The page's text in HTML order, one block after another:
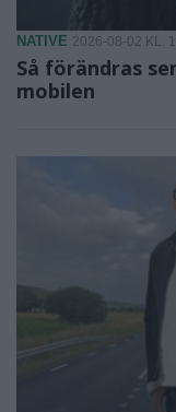
NATIVE 2026-08-02 KL.
Så förändras
mobilen